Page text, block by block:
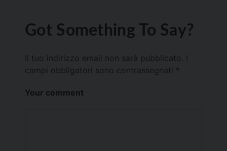
Got Something To Say?
Il tuo indirizzo email non sarà pubblicato.
campi obbligatori sono contrassegnati *
Your comment